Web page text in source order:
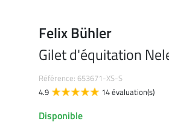
Felix Bühler
Gilet d'équitation
Référence: 653671-XS-S
4.9
14 évaluation(s)
Disponible